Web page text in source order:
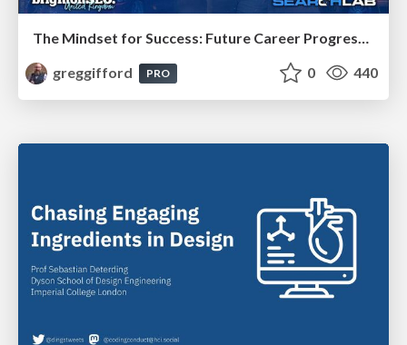
The Mindset for Success: Future Career Progression
greggifford
PRO 0 440